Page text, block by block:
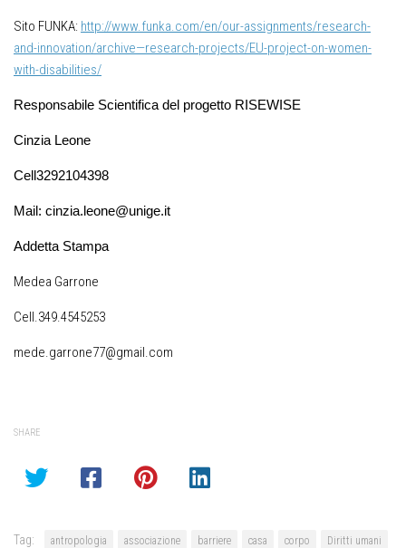
Sito FUNKA: http://www.funka.com/en/our-assignments/research-
and-innovation/archive—research-projects/EU-project-on-women-
with-disabilities/
Responsabile Scientifica del progetto RISEWISE
Cinzia Leone
Cell3292104398
Mail: cinzia.leone@unige.it
Addetta Stampa
Medea Garrone
Cell.349.4545253
mede.garrone77@gmail.com
SHARE
Tag: antropologia associazione barriere casa corpo
Diritti umani